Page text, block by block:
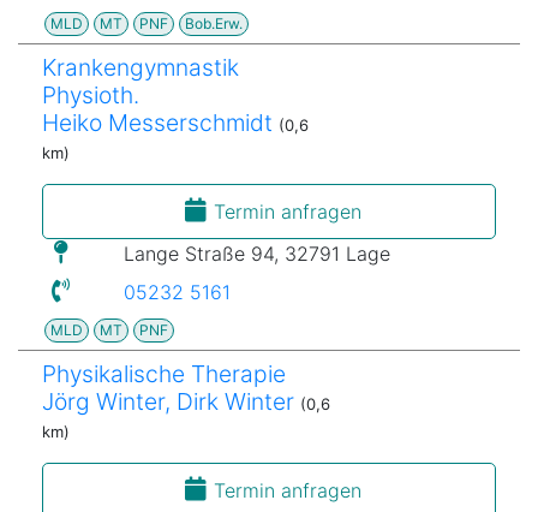
MLD MT PNF Bob.Erw.
Krankengymnastik
Physioth.
Heiko Messerschmidt (0,6
km)
Termin anfragen
Lange Straße 94, 32791 Lage
05232 5161
MLD MT PNF
Physikalische Therapie
Jörg Winter, Dirk Winter (0,6
km)
Termin anfragen